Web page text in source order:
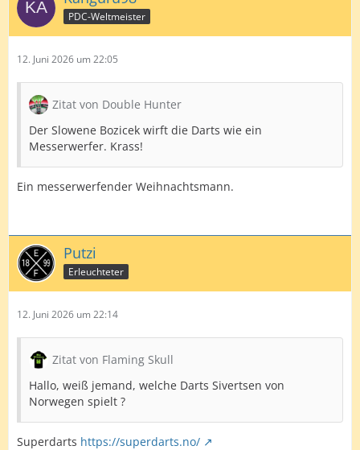
PDC-Weltmeister
12. Juni 2026 um 22:05
Zitat von Double Hunter
Der Slowene Bozicek wirft die Darts wie ein
Messerwerfer. Krass!
Ein messerwerfender Weihnachtsmann.
Putzi
Erleuchteter
12. Juni 2026 um 22:14
Zitat von Flaming Skull
Hallo, weiß jemand, welche Darts Sivertsen von
Norwegen spielt ?
Superdarts https://superdarts.no/